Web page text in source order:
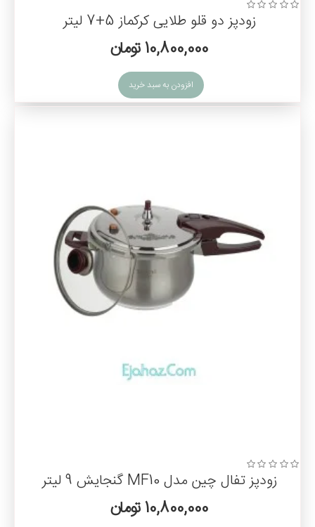
زودپز دو قلو طلایی کرکماز 5+7 لیتر
10,800,000 تومان
افزودن به سبد خرید
زودپز تفال چین مدل MF10 گنجایش 9 لیتر
10,800,000 تومان